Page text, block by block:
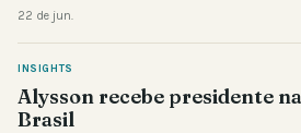
22 de jun.
INSIGHTS
Alysson recebe presidente
Brasil